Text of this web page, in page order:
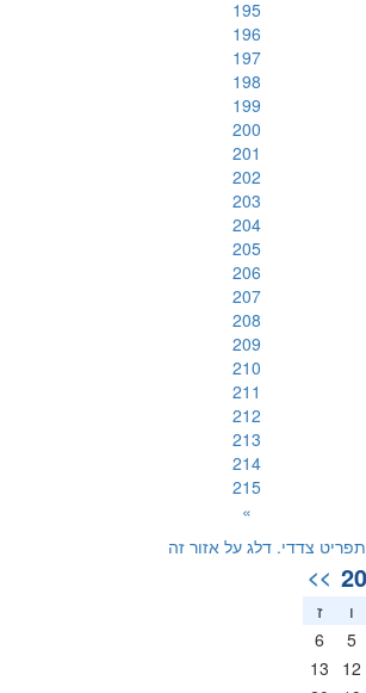
195
196
197
198
199
200
201
202
203
204
205
206
207
208
209
210
211
212
213
214
215
»
תפריט צדדי. דלג על אזור זה
>>
ז
5
6
12
13